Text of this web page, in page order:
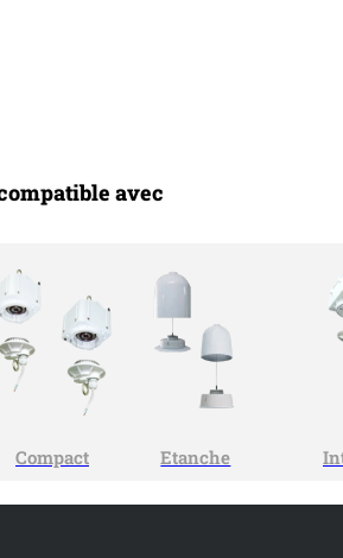
avec
Compact Etanche